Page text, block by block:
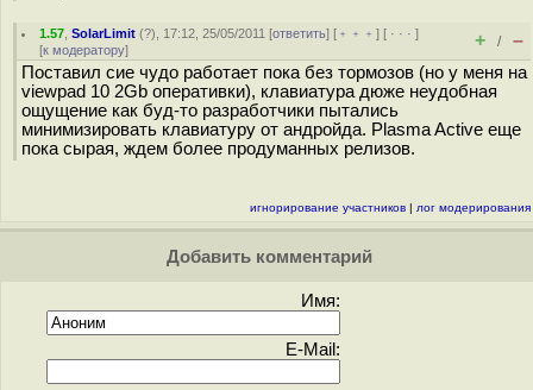
1.57 ,SolarLimit (?), 17:12, 25/05/2011 [ответить] [ ﹢﹢﹢] [ · · ·]
[к модератору] + / –
Поставил сие чудо работает пока без тормозов (но у меня на
viewpad 10 2Gb оперативки), клавиатура дюже неудобная
ощущение как буд-то разработчики пытались
минимизировать клавиатуру от андройда. Plasma Active еще
пока сырая, ждем более продуманных релизов.
игнорирование участников | лог модерирования
Добавить комментарий
Имя:
E-Mail: